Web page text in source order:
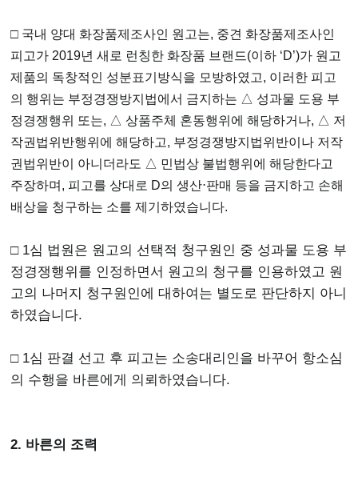
□ 국내 양대 화장품제조사인 원고는, 중견 화장품제조사인
피고가 2019년 새로 런칭한 화장품 브랜드(이하 ‘D’)가 원고
제품의 독창적인 성분표기방식을 모방하였고, 이러한 피고
의 행위는 부정경쟁방지법에서 금지하는 △ 성과물 도용 부
정경쟁행위 또는, △ 상품주체 혼동행위에 해당하거나, △ 저
작권법위반행위에 해당하고, 부정경쟁방지법위반이나 저작
권법위반이 아니더라도 △ 민법상 불법행위에 해당한다고
주장하며, 피고를 상대로 D의 생산⋅판매 등을 금지하고 손해
배상을 청구하는 소를 제기하였습니다.
□ 1심 법원은 원고의 선택적 청구원인 중 성과물 도용 부
정경쟁행위를 인정하면서 원고의 청구를 인용하였고 원
고의 나머지 청구원인에 대하여는 별도로 판단하지 아니
하였습니다.
□ 1심 판결 선고 후 피고는 소송대리인을 바꾸어 항소심
의 수행을 바른에게 의뢰하였습니다.
2. 바른의 조력